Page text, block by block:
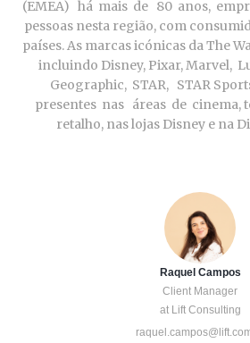
(EMEA) há mais de 80 anos,
pessoas nesta região, com
países. As marcas icónicas da The
incluindo Disney, Pixar, Marvel,
Geographic, STAR, STAR
presentes nas áreas de cinema,
retalho, nas lojas Disney e na
Raquel Campos
Client Manager
at Lift Consulting